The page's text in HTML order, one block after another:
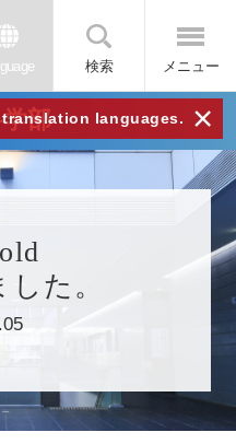
検索 メニュー
languages. ×
部
た。